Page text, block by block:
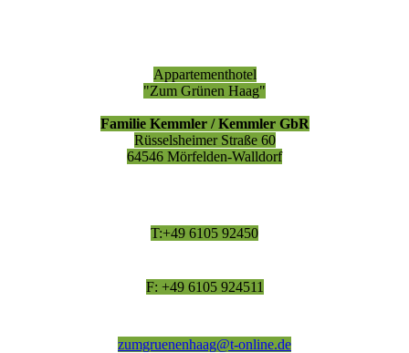
Appartementhotel
"Zum Grünen Haag"
Familie Kemmler / Kemmler GbR
Rüsselsheimer Straße 60
64546 Mörfelden-Walldorf
T:+49 6105 92450
F: +49 6105 924511
zumgruenenhaag@t-online.de